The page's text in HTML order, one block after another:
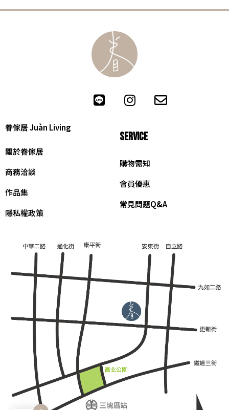
眷傢居 Juàn Living
關於眷傢居
商務洽談
作品集
隱私權政策
SERVICE
購物需知
會員優惠
常見問題Q&A